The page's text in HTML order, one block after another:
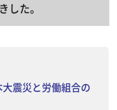
した。
震災と労働組合の